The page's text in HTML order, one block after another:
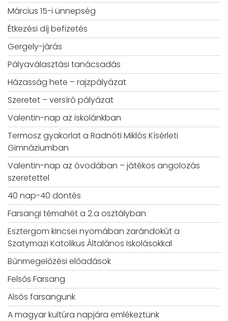
Március 15-i ünnepség
Étkezési díj befizetés
Gergely-járás
Pályaválasztási tanácsadás
Házasság hete – rajzpályázat
Szeretet – versíró pályázat
Valentin-nap az iskolánkban
Termosz gyakorlat a Radnóti Miklós Kísérleti
Gimnáziumban
Valentin-nap az óvodában – játékos angolozás
szeretettel
40 nap-40 döntés
Farsangi témahét a 2.a osztályban
Esztergom kincsei nyomában zarándokút a
Szatymazi Katolikus Általános Iskolásokkal
Bűnmegelőzési előadások
Felsős Farsang
Alsós farsangunk
A magyar kultúra napjára emlékeztünk